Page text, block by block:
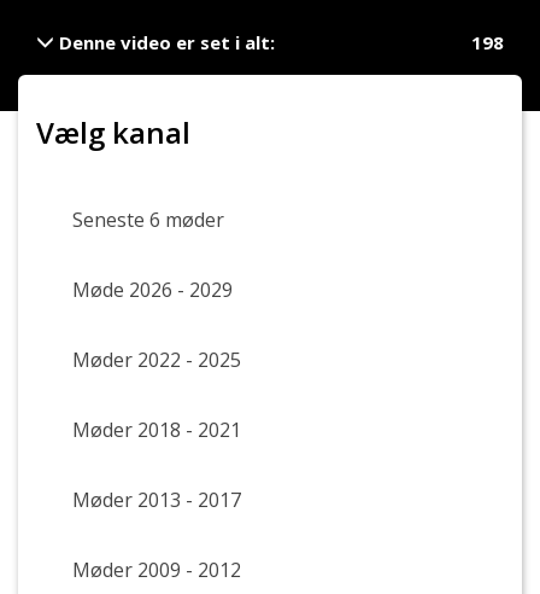
Denne video er set i alt: 198
Den seneste måned:
Vælg kanal
Seneste 6 møder
Møde 2026 - 2029
Møder 2022 - 2025
Møder 2018 - 2021
Møder 2013 - 2017
Møder 2009 - 2012